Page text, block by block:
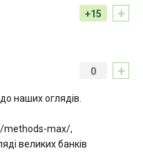
+
+15
+
0
наших оглядів.
methods-max/,
великих банків